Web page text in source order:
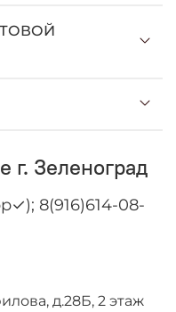
г. Зеленоград
8(916)614-08-
д.28Б, 2 этаж